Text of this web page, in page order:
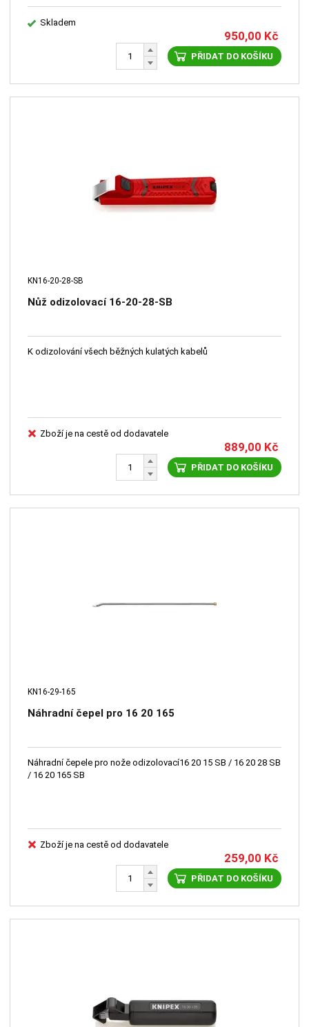
Skladem
950,00 Kč
PŘIDAT DO KOŠÍKU
KN16-20-28-SB
Nůž odizolovací 16-20-28-SB
K odizolování všech běžných kulatých kabelů
Zboží je na cestě od dodavatele
889,00 Kč
PŘIDAT DO KOŠÍKU
KN16-29-165
Náhradní čepel pro 16 20 165
Náhradní čepele pro nože odizolovací16 20 15 SB / 16 20 28 SB
/ 16 20 165 SB
Zboží je na cestě od dodavatele
259,00 Kč
PŘIDAT DO KOŠÍKU